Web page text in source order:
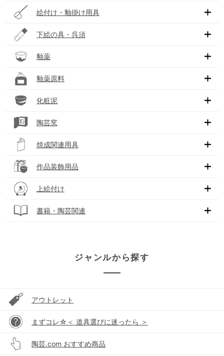
絵付け・釉掛け用具
下絵の具・呉須
釉薬
釉薬原料
化粧泥
陶芸窯
焼成関連用具
作品装飾用品
上絵付け
書籍・陶芸関連
ジャンルから探す
アウトレット
まずコレ☆＜ 道具選びに迷ったら ＞
陶芸.com おすすめ商品